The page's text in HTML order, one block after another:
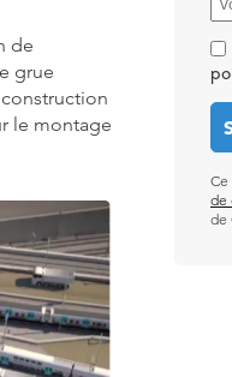
de
grue
le montage
Ce
de
de